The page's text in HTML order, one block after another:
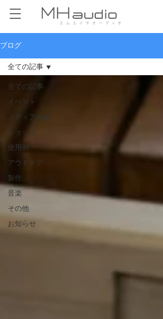
ブログ
全ての記事
イベント
メディア掲載
ショップ
使用例
アウトドア
製作
音楽
その他
お知らせ
全ての記事